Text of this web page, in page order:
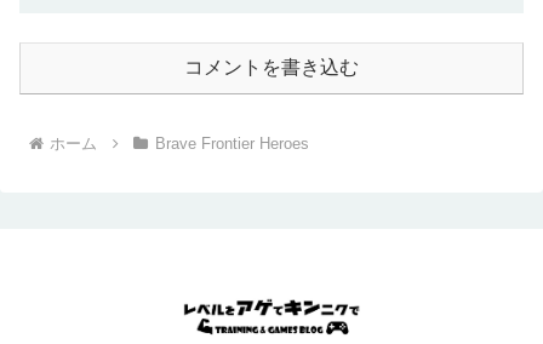
コメントを書き込む
ホーム Brave Frontier Heroes